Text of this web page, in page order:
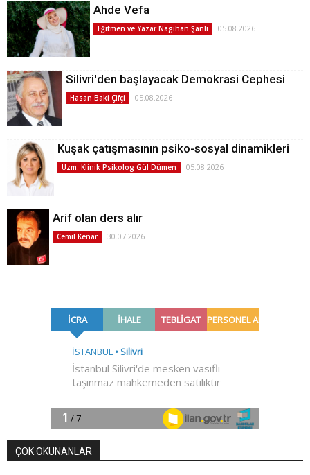
Ahde Vefa
Eğitmen ve Yazar Nagihan Şanlı 05.08.2026
Silivri'den başlayacak Demokrasi Cephesi
Hasan Baki Çifçi 05.08.2026
Kuşak çatışmasının psiko-sosyal dinamikleri
Uzm. Klinik Psikolog Gül Dümen 05.08.2026
Arif olan ders alır
Cemil Kenar 30.07.2026
ÇOK OKUNANLAR